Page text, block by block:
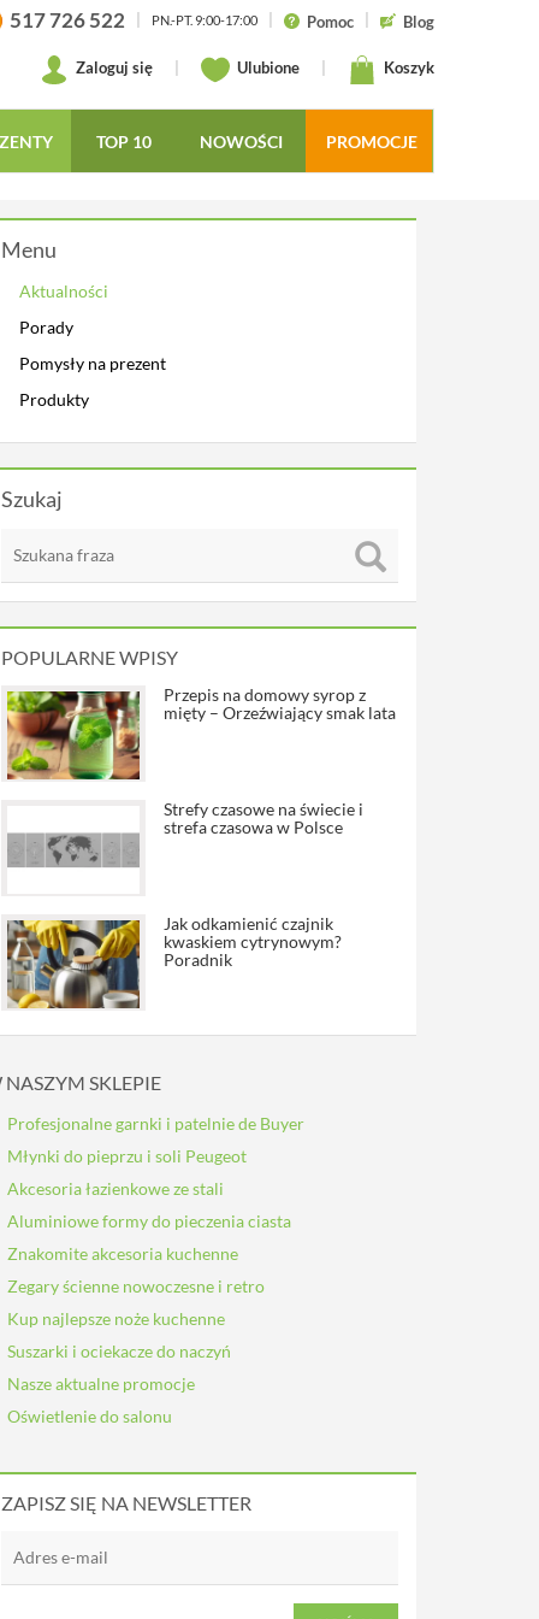
517 726 522 PN.-PT. 9:00-17:00 Pomoc Blog
Zaloguj się Ulubione Koszyk
TOP 10 NOWOŚCI PROMOCJE
Menu
Aktualności
Porady
Pomysły na prezent
Produkty
Szukaj
POPULARNE WPISY
Przepis na domowy syrop z
mięty – Orzeźwiający smak lata
Strefy czasowe na świecie i
strefa czasowa w Polsce
Jak odkamienić czajnik
kwaskiem cytrynowym?
Poradnik
NASZYM SKLEPIE
Profesjonalne garnki i patelnie de Buyer
Młynki do pieprzu i soli Peugeot
Akcesoria łazienkowe ze stali
Aluminiowe formy do pieczenia ciasta
Znakomite akcesoria kuchenne
Zegary ścienne nowoczesne i retro
Kup najlepsze noże kuchenne
Suszarki i ociekacze do naczyń
Nasze aktualne promocje
Oświetlenie do salonu
ZAPISZ SIĘ NA NEWSLETTER